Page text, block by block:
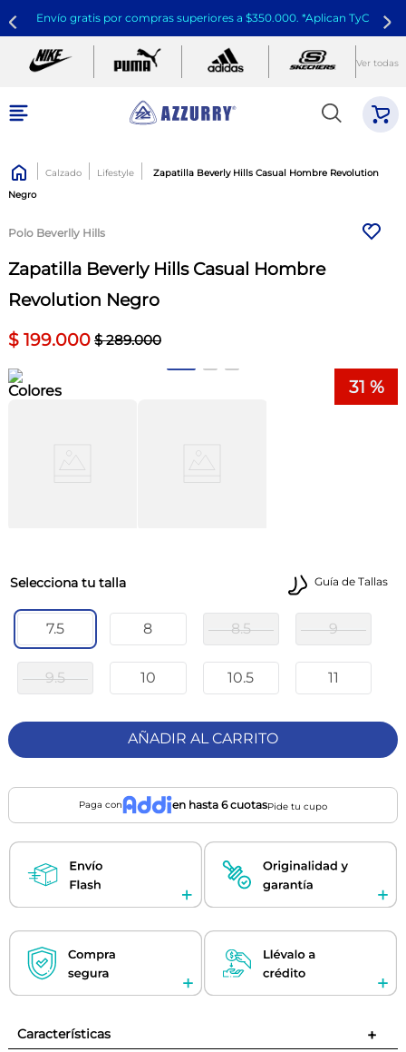
Envío gratis por compras superiores a $350.000. *Aplican TyC
Ver todas
Calzado Lifestyle
Zapatilla Beverly Hills Casual Hombre Revolution
Negro
Polo Beverlly Hills
Zapatilla Beverly Hills Casual Hombre
Revolution Negro
$ 199.000 $ 289.000
31 %
Colores
Guía de Tallas
talla
10 10.5 11
7.5 8 8.5 9
9.5
AÑADIR AL CARRITO
Paga con en hasta 6 cuotasPide tu cupo
Características +